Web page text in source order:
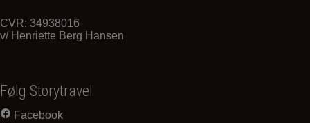
CVR: 34938016
v/ Henriette Berg Hansen
Følg Storytravel
Facebook